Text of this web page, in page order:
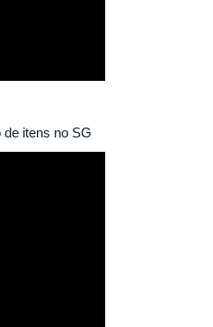
itens no SG